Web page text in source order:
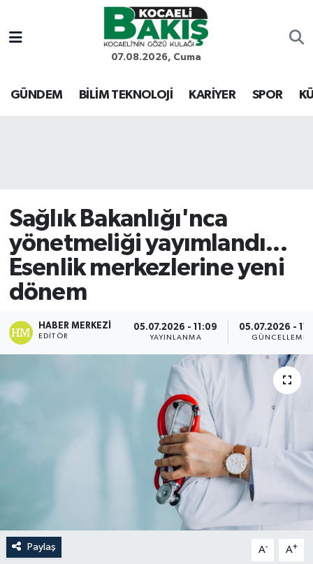
07.08.2026, Cuma
GÜNDEM BİLİM TEKNOLOJİ KARİYER SPOR
Sağlık Bakanlığı'nca
yönetmeliği yayımlandı...
Esenlik merkezlerine yeni
dönem
HABER MERKEZI
EDITÖR
05.07.2026 - 11:09
YAYINLANMA
05.07.2026 -
GÜNCELLEME
Paylaş A- A+
Kocaeli Nöbetçi Eczaneler
Kocaeli Hava Durumu
Son Dakika Haberleri
Haber Arşivi